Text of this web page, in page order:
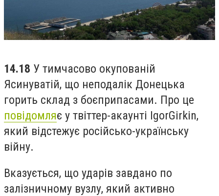
14.18 У тимчасово окупованій
Ясинуватій, що неподалік Донецька
горить склад з боєприпасами. Про це
повідомляє у твіттер-акаунті IgorGirkin,
який відстежує російсько-українську
війну.
Вказується, що ударів завдано по
залізничному вузлу, який активно